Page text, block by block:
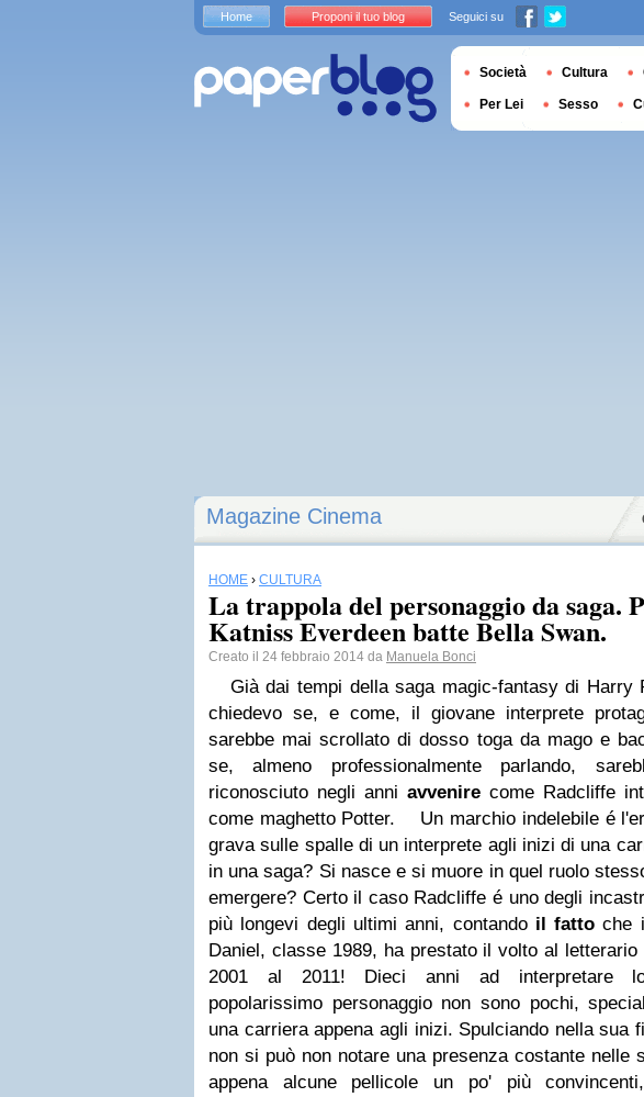
Magazine Cinema
HOME › CULTURA
La trappola del personaggio da saga.
Katniss Everdeen batte Bella Swan.
Creato il 24 febbraio 2014 da Manuela Bonci
Già dai tempi della saga magic-fantasy di Harry
chiedevo se, e come, il giovane interprete
sarebbe mai scrollato di dosso toga da mago e
se, almeno professionalmente parlando,
riconosciuto negli anni avvenire come Radcliffe
come maghetto Potter.
Un marchio indelebile é
grava sulle spalle di un interprete agli inizi di una
in una saga? Si nasce e si muore in quel ruolo
emergere? Certo il caso Radcliffe é uno degli
più longevi degli ultimi anni, contando il fatto che
Daniel, classe 1989, ha prestato il volto al letterario
2001 al 2011! Dieci anni ad interpretare
popolarissimo personaggio non sono pochi,
una carriera appena agli inizi. Spulciando nella sua
non si può non notare una presenza costante nelle
appena alcune pellicole un po' più
Home Proponi il tuo blog Seguici su
Società Cultura
Per Lei Sesso